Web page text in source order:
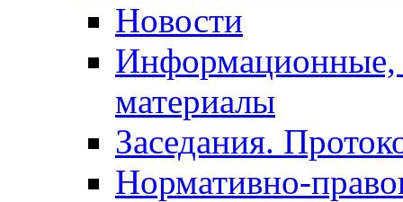
Новости
Информационные,
материалы
Заседания.
Нормативно-